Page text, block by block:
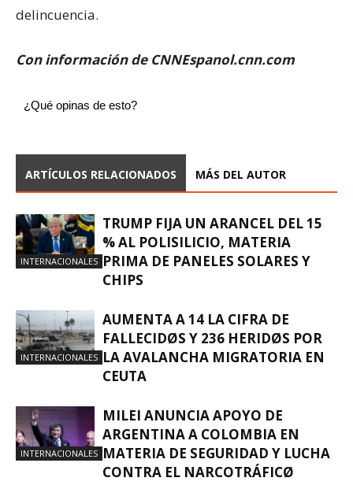
delincuencia.
Con información de CNNEspanol.cnn.com
¿Qué opinas de esto?
ARTÍCULOS RELACIONADOS MÁS DEL AUTOR
INTERNACIONALES
TRUMP FIJA UN ARANCEL DEL 15
% AL POLISILICIO, MATERIA
PRIMA DE PANELES SOLARES Y
CHIPS
INTERNACIONALES
AUMENTA A 14 LA CIFRA DE
FALLECIDØS Y 236 HERIDØS POR
LA AVALANCHA MIGRATORIA EN
CEUTA
INTERNACIONALES
MILEI ANUNCIA APOYO DE
ARGENTINA A COLOMBIA EN
MATERIA DE SEGURIDAD Y LUCHA
CONTRA EL NARCOTRÁFICØ